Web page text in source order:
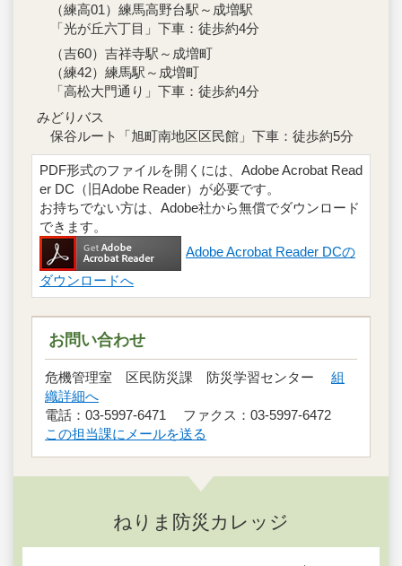
（練高01）練馬高野台駅～成増駅
「光が丘六丁目」下車：徒歩約4分
（吉60）吉祥寺駅～成増町
（練42）練馬駅～成増町
「高松大門通り」下車：徒歩約4分
みどりバス
保谷ルート「旭町南地区区民館」下車：徒歩約5分
PDF形式のファイルを開くには、Adobe Acrobat Read
er DC（旧Adobe Reader）が必要です。
お持ちでない方は、Adobe社から無償でダウンロード
できます。
Adobe Acrobat Reader DCの
ダウンロードへ
お問い合わせ
危機管理室 区民防災課 防災学習センター 組
織詳細へ
電話：03-5997-6471 ファクス：03-5997-6472
この担当課にメールを送る
ねりま防災カレッジ